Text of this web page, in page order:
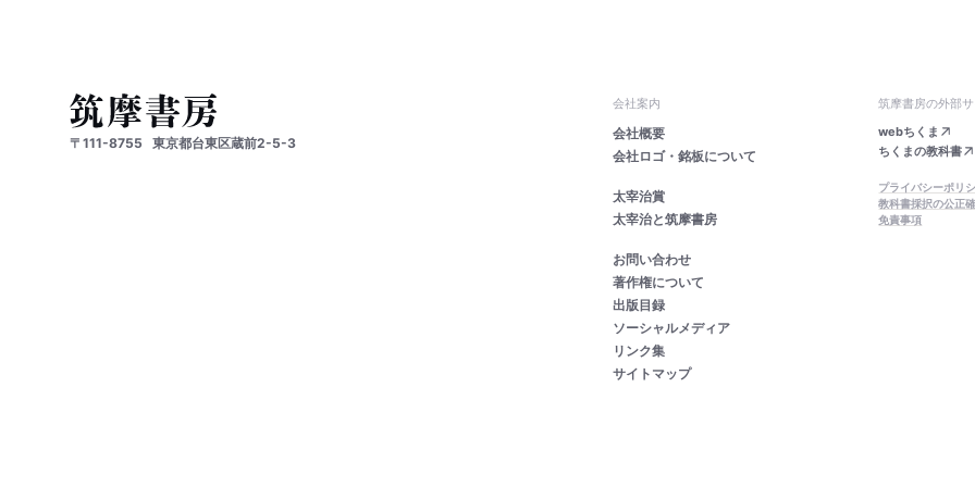
〒111-8755 東京都台東区蔵前2-5-3
会社案内
会社概要
会社ロゴ・銘板について
太宰治賞
太宰治と筑摩書房
お問い合わせ
著作権について
出版目録
ソーシャルメディア
リンク集
サイトマップ
筑摩書房の外部サ
webちくま
ちくまの教科書
プライバシーポリ
教科書採択の公正
免責事項